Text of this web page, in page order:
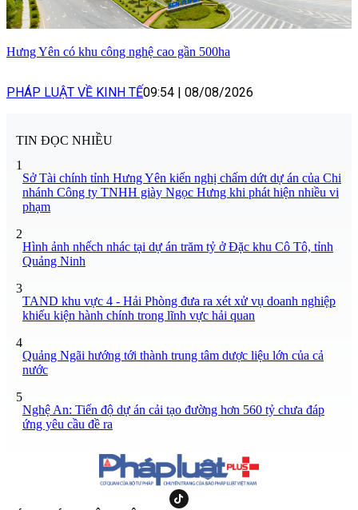
Hưng Yên có khu công nghệ cao gần 500ha
PHÁP LUẬT VỀ KINH TẾ09:54 | 08/08/2026
TIN ĐỌC NHIỀU
1
Sở Tài chính tỉnh Hưng Yên kiến nghị chấm dứt dự án của Chi
nhánh Công ty TNHH giày Ngọc Hưng khi phát hiện nhiều vi
phạm
2
Hình ảnh nhếch nhác tại dự án trăm tỷ ở Đặc khu Cô Tô, tỉnh
Quảng Ninh
3
TAND khu vực 4 - Hải Phòng đưa ra xét xử vụ doanh nghiệp
khiếu kiện hành chính trong lĩnh vực hải quan
4
Quảng Ngãi hướng tới thành trung tâm dược liệu lớn của cả
nước
5
Nghệ An: Tiến độ dự án cải tạo đường hơn 560 tỷ chưa đáp
ứng yêu cầu đề ra